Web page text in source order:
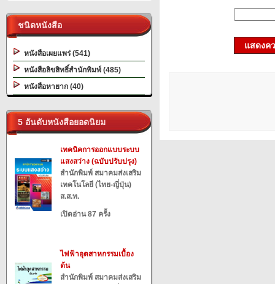
ชนิดหนังสือ
หนังสือเผยแพร่ (541)
หนังสือลิขสิทธิ์สำนักพิมพ์ (485)
หนังสือหายาก (40)
5 อันดับหนังสือยอดนิยม
เทคนิคการออกแบบระบบ
แสงสว่าง (ฉบับปรับปรุง)
สำนักพิมพ์ สมาคมส่งเสริม
เทคโนโลยี (ไทย-ญี่ปุ่น)
ส.ส.ท.
เปิดอ่าน 87 ครั้ง
ไฟฟ้าอุตสาหกรรมเบื้อง
ต้น
สำนักพิมพ์ สมาคมส่งเสริม
แสดงค